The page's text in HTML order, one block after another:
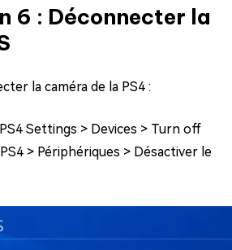
6 : Déconnecter la
la caméra de la PS4 :
Settings > Devices > Turn off
> Périphériques > Désactiver le